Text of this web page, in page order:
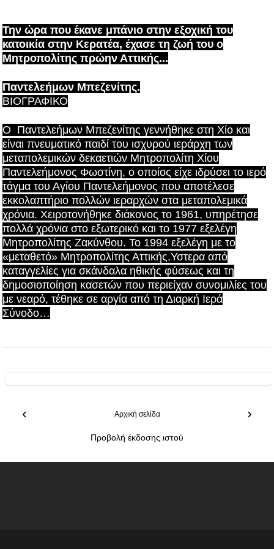
Την ώρα που έκανε μπάνιο στην εξοχική του
κατοικία στην Κερατέα, έχασε τη ζωή του ο
Μητροπολίτης πρώην Αττικής...
Παντελεήμων Μπεζενίτης.
ΒΙΟΓΡΑΦΙΚΟ
Ο Παντελεήμων Μπεζενίτης γεννήθηκε στη Χίο και
είναι πνευματικό παιδί του ισχυρού ιεράρχη των
μεταπολεμικών δεκαετιών Μητροπολίτη Χίου
Παντελεήμονος Φωστίνη, ο οποίος είχε ιδρύσει το ιερό
τάγμα του Αγίου Παντελεήμονος που αποτέλεσε
εκκολαπτήριο πολλών ιεραρχών στα μεταπολεμικά
χρόνια. Χειροτονήθηκε διάκονος το 1961, υπηρέτησε
πολλά χρόνια στο εξωτερικό και το 1977 εξελέγη
Μητροπολίτης Ζακύνθου. Το 1994 εξελέγη με το
«μεταθετό» Μητροπολίτης Αττικής.Υστερα από
καταγγελίες για σκάνδαλα ηθικής φύσεως και τη
δημοσιοποίηση κασετών που περιείχαν συνομιλίες του
με νεαρό, τέθηκε σε αργία από τη Διαρκή Ιερά
Σύνοδο…
‹ ›
Αρχική σελίδα
Προβολή έκδοσης ιστού